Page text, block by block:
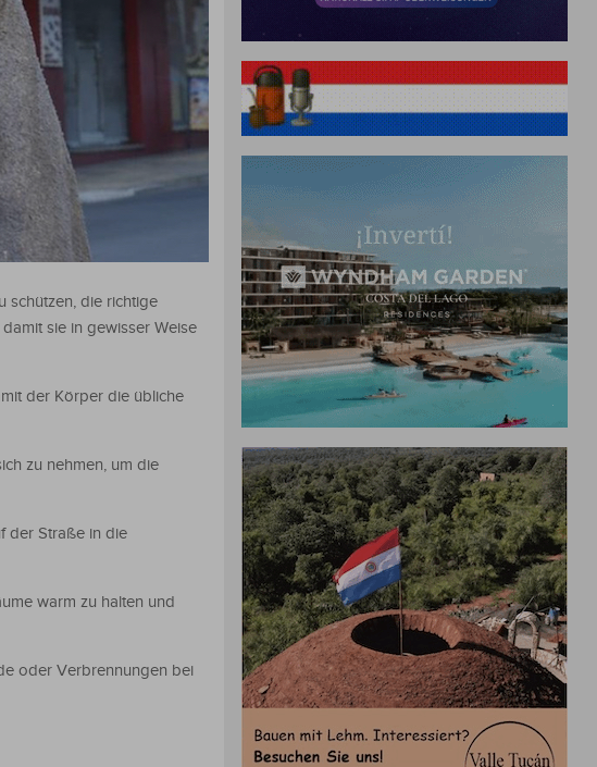
schützen, die richtige
sie in gewisser Weise
der Körper die übliche
zu nehmen, um die
der Straße in die
warm zu halten und
oder Verbrennungen bei